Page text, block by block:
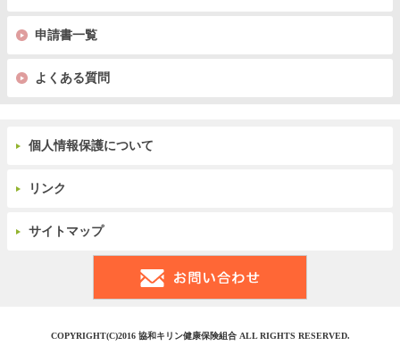
申請書一覧
よくある質問
個人情報保護について
リンク
サイトマップ
COPYRIGHT(C)2016 協和キリン健康保険組合 ALL RIGHTS RESERVED.